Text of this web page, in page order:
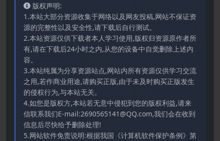
版权声明:
1.本站大部分资源收集于网络以及网友投稿,网站不保证资
源的完整性以及安全性,请下载后自行测试。
2.本站资源仅供下载者本人学习使用,版权归资源原作者所
有,请在下载后24小时之内,从您的设备中自觉删除上述内
容。
3.本站纯属为分享资源站点,网站内所有资源仅供学习交流
之用,若作商业用途,请购买正版,由于未及时购买正版发生
的侵权行为,与本站无关。
4.如您是版权方,本站若无意中侵犯到您的版权利益,请来
信联系我们E-mail:2690565141@QQ.com,我们会在收到
信息后尽快给予删除处理!
5.网站软件免责说明:根据我国《计算机软件保护条例》第